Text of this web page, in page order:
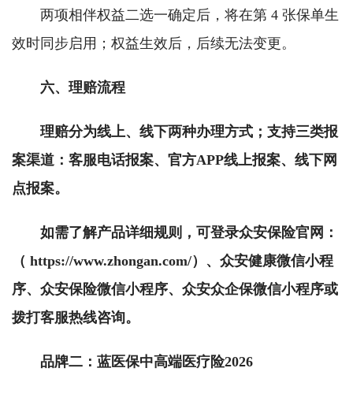
两项相伴权益二选一确定后，将在第 4 张保单生
效时同步启用；权益生效后，后续无法变更。
六、 理赔流程
理赔分为线上、线下两种办理方式；支持三类报
案渠道：客服电话报案、官方APP线上报案、线下网
点报案。
如需了解产品详细规则，可登录众安保险官网：
（ https://www.zhongan.com/）、众安健康微信小程
序、众安保险微信小程序、众安众企保微信小程序或
拨打客服热线咨询。
品牌二：蓝医保中高端医疗险2026